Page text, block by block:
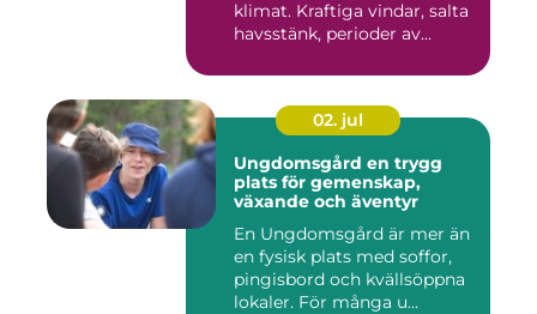
klimat. Kraftiga vindar, salta
havsstänk, perioder av...
02. jul
Ungdomsgård en trygg
plats för gemenskap,
växande och äventyr
En Ungdomsgård är mer än
en fysisk plats med soffor,
pingisbord och kvällsöppna
lokaler. För många u...